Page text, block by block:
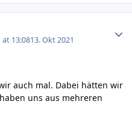
at 13:0813. Okt 2021
auch mal. Dabei hätten wir
uns aus mehreren